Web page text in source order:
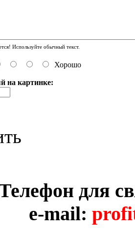
Используйте обычный текст.
Хорошо
на картинке:
для
e-mail: